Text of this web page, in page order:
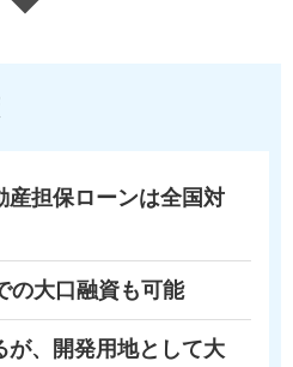
産担保ローンは全国対
の大口融資も可能
が、開発用地として大